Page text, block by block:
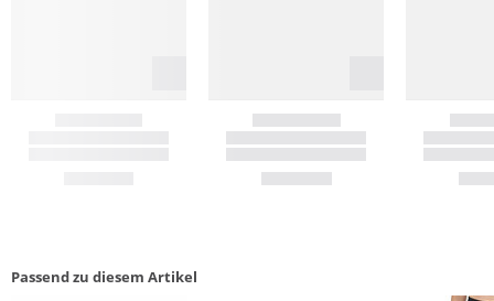
Passend zu diesem Artikel